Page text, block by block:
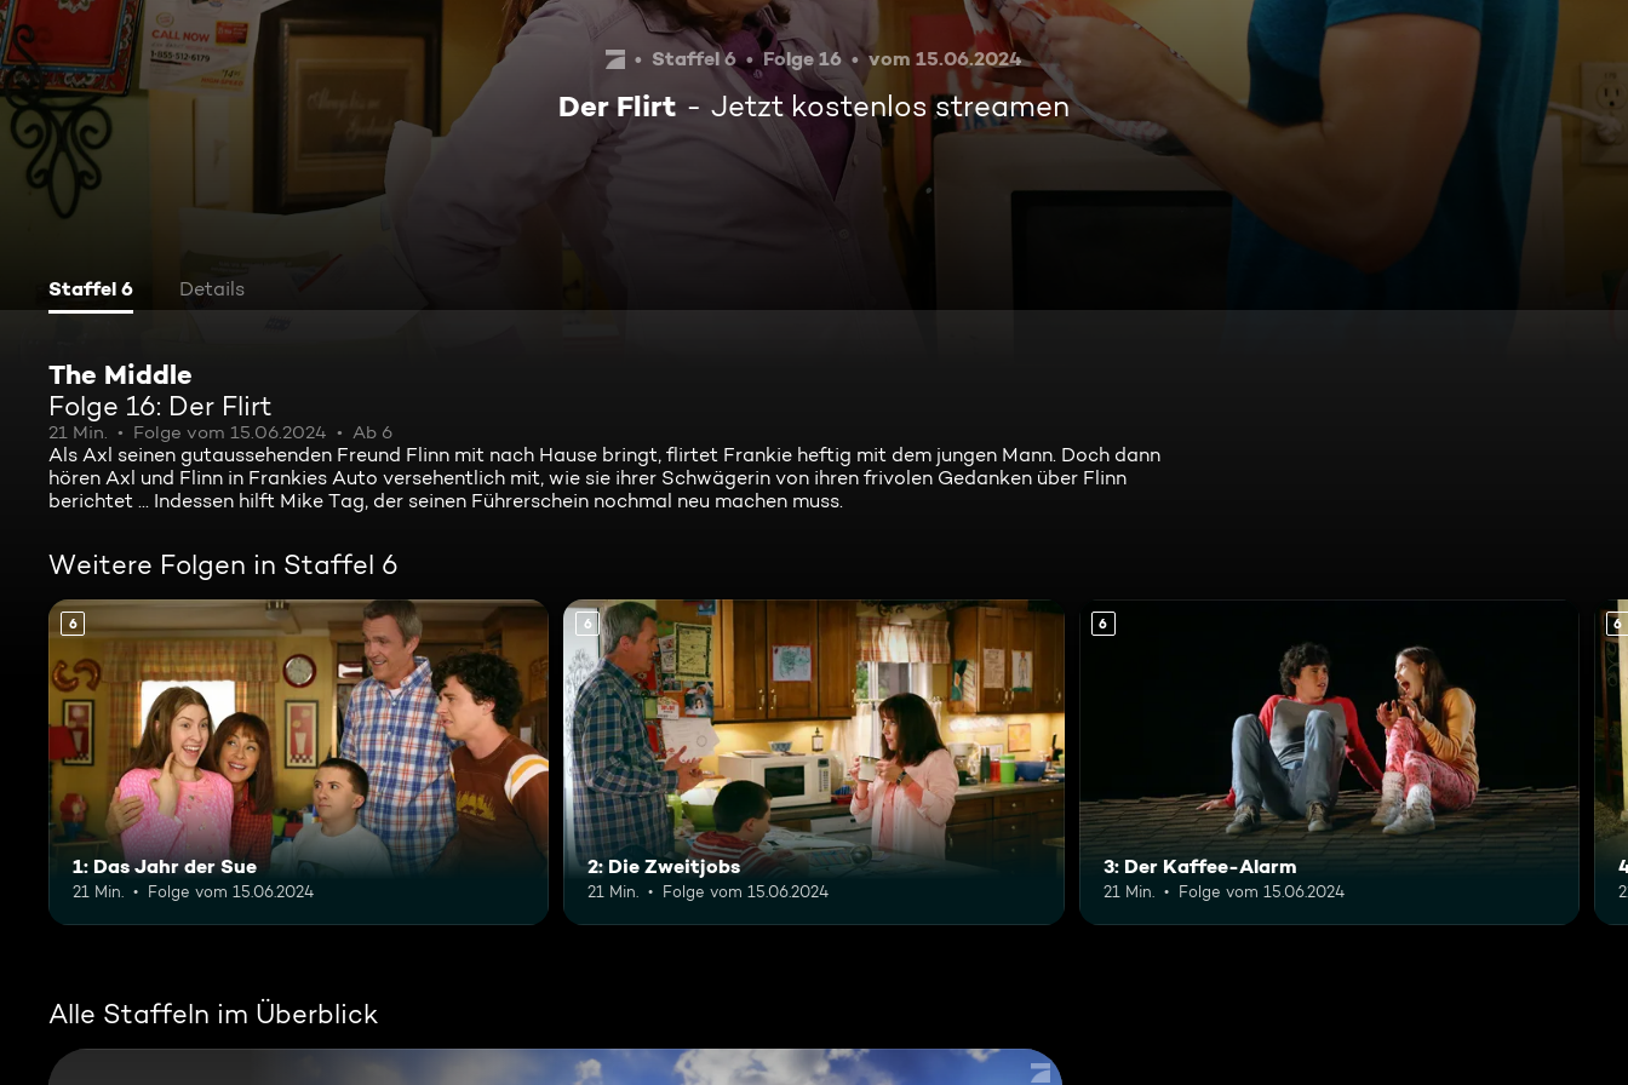
Staffel 6 Folge 16 vom 15.06.2024
Der Flirt Jetzt kostenlos streamen
Staffel 6 Details
The Middle
Folge 16: Der Flirt
21 Min. Folge vom 15.06.2024 Ab 6
Als Axl seinen gutaussehenden Freund Flinn mit nach Hause bringt, flirtet Frankie heftig mit dem jungen Mann. Doch dann
hören Axl und Flinn in Frankies Auto versehentlich mit, wie sie ihrer Schwägerin von ihren frivolen Gedanken über Flinn
berichtet ... Indessen hilft Mike Tag, der seinen Führerschein nochmal neu machen muss.
Weitere Folgen in Staffel 6
6
1: Das Jahr der Sue
21 Min. Folge vom 15.06.2024
6
2: Die Zweitjobs
21 Min. Folge vom 15.06.2024
6
3: Der Kaffee-Alarm
21 Min. Folge vom 15.06.2024
6
Alle Staffeln im Überblick